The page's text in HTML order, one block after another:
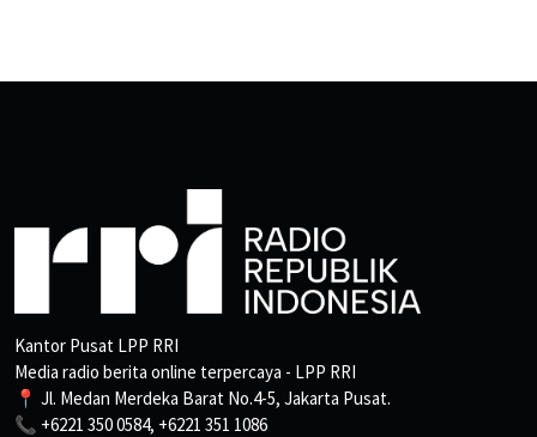
Kantor Pusat LPP RRI
Media radio berita online terpercaya - LPP RRI
📍 Jl. Medan Merdeka Barat No.4-5, Jakarta Pusat.
📞 +6221 350 0584, +6221 351 1086